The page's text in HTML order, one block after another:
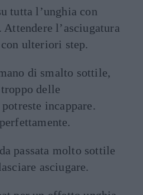
tutta l’unghia con
l’asciugatura
ulteriori step.
di smalto sottile,
delle
incappare.
passata molto sottile
asciugare.